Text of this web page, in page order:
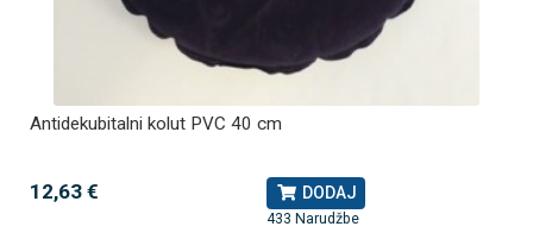
Antidekubitalni kolut PVC 40 cm
12,63 € DODAJ
433 Narudžbe